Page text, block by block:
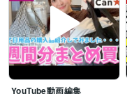
語学力
英語 日常会話レベル
YouTube動画編集